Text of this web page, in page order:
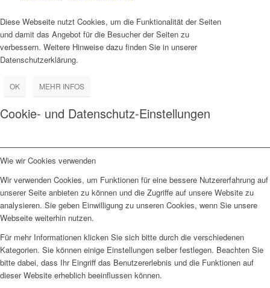
Diese Webseite nutzt Cookies, um die Funktionalität der Seiten
und damit das Angebot für die Besucher der Seiten zu
verbessern. Weitere Hinweise dazu finden Sie in unserer
Datenschutzerklärung.
OK MEHR INFOS
Cookie- und Datenschutz-Einstellungen
Wie wir Cookies verwenden
Wir verwenden Cookies, um Funktionen für eine bessere Nutzererfahrung auf
unserer Seite anbieten zu können und die Zugriffe auf unsere Website zu
analysieren. Sie geben Einwilligung zu unseren Cookies, wenn Sie unsere
Webseite weiterhin nutzen.
Für mehr Informationen klicken Sie sich bitte durch die verschiedenen
Kategorien. Sie können einige Einstellungen selber festlegen. Beachten Sie
bitte dabei, dass Ihr Eingriff das Benutzererlebnis und die Funktionen auf
dieser Website erheblich beeinflussen können.